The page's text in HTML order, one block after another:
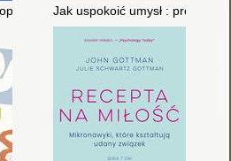
: jak zadbałam o swoje
Jak uspokoić umysł : proste